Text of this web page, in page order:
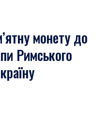
монету до
Римського